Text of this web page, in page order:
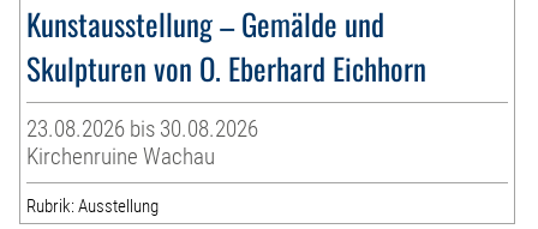
Kunstausstellung – Gemälde und
Skulpturen von O. Eberhard Eichhorn
23.08.2026 bis 30.08.2026
Kirchenruine Wachau
Rubrik: Ausstellung